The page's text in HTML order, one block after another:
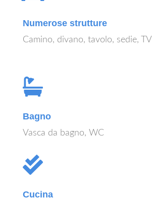
Numerose strutture
Camino, divano, tavolo, sedie, TV
Bagno
Vasca da bagno, WC
Cucina